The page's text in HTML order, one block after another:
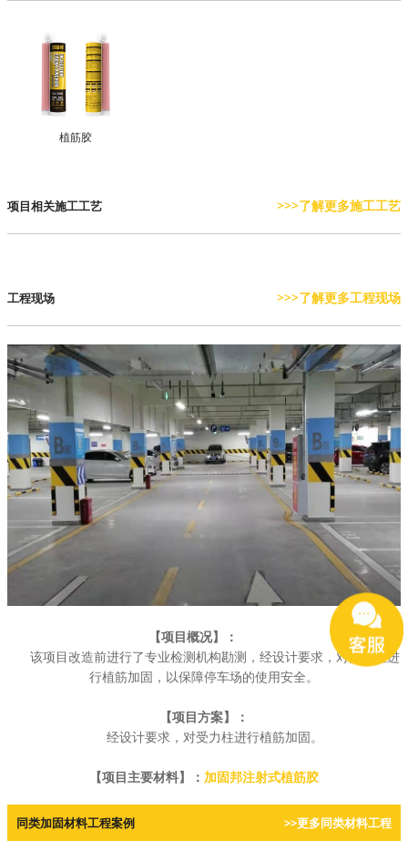
植筋胶
项目相关施工工艺 >>>了解更多施工工艺
工程现场 >>>了解更多工程现场
【项目概况】：
该项目改造前进行了专业检测机构勘测，经设计要求，对受力柱进
行植筋加固，以保障停车场的使用安全。
【项目方案】：
经设计要求，对受力柱进行植筋加固。
【项目主要材料】： 加固邦注射式植筋胶
同类加固材料工程案例 >>更多同类材料工程